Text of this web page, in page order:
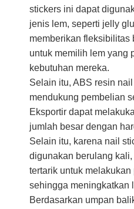
stickers ini dapat
jenis lem, seperti jelly
memberikan fleksibilitas
untuk memilih lem yang
kebutuhan mereka.
Selain itu, ABS resin
mendukung pembelian
Eksportir dapat
jumlah besar dengan
Selain itu, karena nail
digunakan berulang
tertarik untuk
sehingga meningkatkan
Berdasarkan umpan